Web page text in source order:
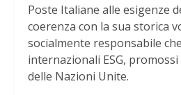
Poste Italiane alle esigenze
coerenza con la sua storica
socialmente responsabile
internazionali ESG, promossi
delle Nazioni Unite.